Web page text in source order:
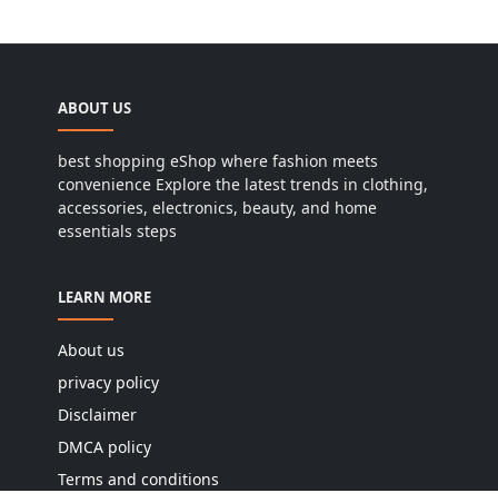
ABOUT US
best shopping eShop where fashion meets
convenience Explore the latest trends in clothing,
accessories, electronics, beauty, and home
essentials steps
LEARN MORE
About us
privacy policy
Disclaimer
DMCA policy
Terms and conditions